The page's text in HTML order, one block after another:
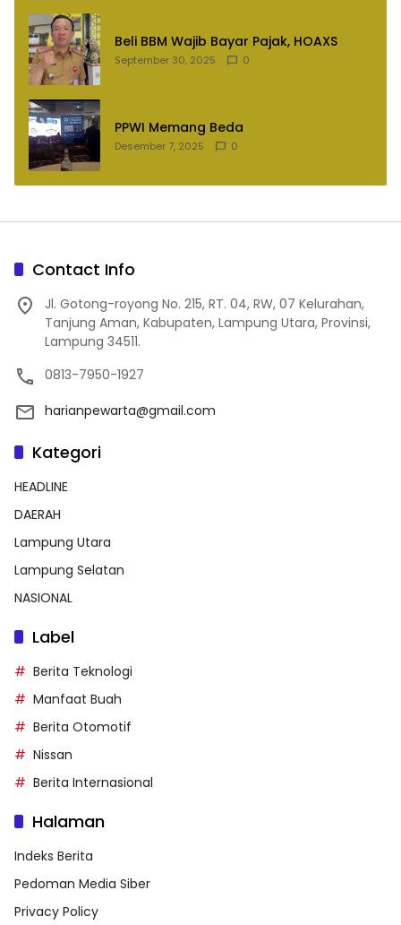
Beli BBM Wajib Bayar Pajak, HOAXS
September 30, 2025 0
PPWI Memang Beda
Desember 7, 2025 0
Contact Info
Jl. Gotong-royong No. 215, RT. 04, RW, 07 Kelurahan,
Tanjung Aman, Kabupaten, Lampung Utara, Provinsi,
Lampung 34511.
0813-7950-1927
harianpewarta@gmail.com
Kategori
HEADLINE
DAERAH
Lampung Utara
Lampung Selatan
NASIONAL
Label
Berita Teknologi
Manfaat Buah
Berita Otomotif
Nissan
Berita Internasional
Halaman
Indeks Berita
Pedoman Media Siber
Privacy Policy